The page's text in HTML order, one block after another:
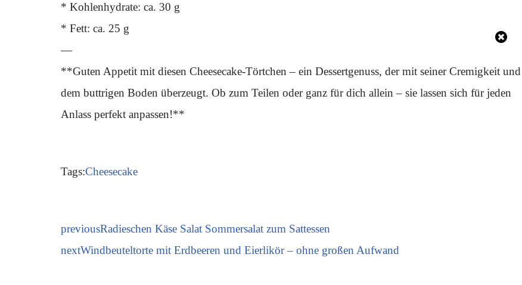
* Kohlenhydrate: ca. 30 g
* Fett: ca. 25 g
—
**Guten Appetit mit diesen Cheesecake-Törtchen – ein Dessertgenuss, der mit seiner Cremigkeit und
dem buttrigen Boden überzeugt. Ob zum Teilen oder ganz für dich allein – sie lassen sich für jeden
Anlass perfekt anpassen!**
Tags:Cheesecake
previousRadieschen Käse Salat Sommersalat zum Sattessen
nextWindbeuteltorte mit Erdbeeren und Eierlikör – ohne großen Aufwand